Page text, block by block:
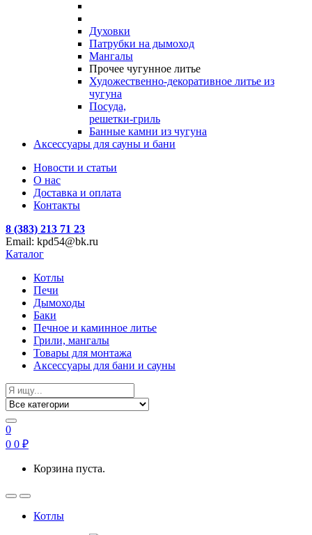
Духовки
Патрубки на дымоход
Мангалы
Прочее чугунное литье
Художественно-декоративное литье из
чугуна
Посуда,
решетки-гриль
Банные камни из чугуна
Аксессуары для сауны и бани
Новости и статьи
О нас
Доставка и оплата
Контакты
8 (383) 213 71 23
Email: kpd54@bk.ru
Каталог
Котлы
Печи
Дымоходы
Баки
Печное и каминное литье
Грили, мангалы
Товары для монтажа
Аксессуары для бани и сауны
Search
for:
0
0 0 ₽
Корзина пуста.
OpenClose
Котлы